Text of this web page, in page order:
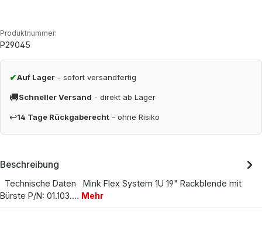
Produktnummer:
P29045
✔Auf Lager - sofort versandfertig
🚚Schneller Versand - direkt ab Lager
↩14 Tage Rückgaberecht - ohne Risiko
Beschreibung
Technische Daten Mink Flex System 1U 19" Rackblende mit
Bürste P/N: 01.103.… Mehr